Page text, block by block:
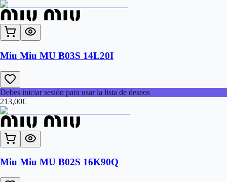
Miu Miu MU B03S 14L20I
Debes iniciar sesión para usar la lista de deseos
213,00€
Miu Miu MU B02S 16K90Q